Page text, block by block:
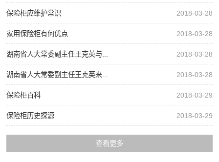
保险柜应维护常识 2018-03-28
家用保险柜有何优点 2018-03-28
湖南省人大常委副主任王克英与... 2018-03-28
湖南省人大常委副主任王克英来... 2018-03-28
保险柜百科 2018-03-29
保险柜历史探源 2018-03-29
查看更多